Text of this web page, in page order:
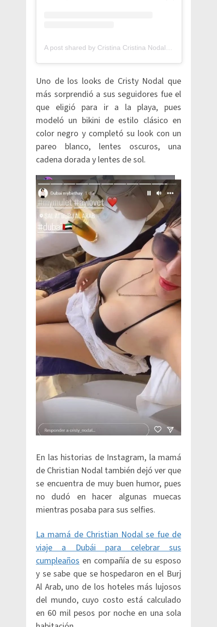
A post shared by Cristina Cristina Nodal Nodal (@cristy_nodal)
Uno de los looks de Cristy Nodal que
más sorprendió a sus seguidores fue el
que eligió para ir a la playa, pues
modeló un bikini de estilo clásico en
color negro y completó su look con un
pareo blanco, lentes oscuros, una
cadena dorada y lentes de sol.
En las historias de Instagram, la mamá
de Christian Nodal también dejó ver que
se encuentra de muy buen humor, pues
no dudó en hacer algunas muecas
mientras posaba para sus selfies.
La mamá de Christian Nodal se fue de
viaje a Dubái para celebrar sus
cumpleaños en compañía de su esposo
y se sabe que se hospedaron en el Burj
Al Arab, uno de los hoteles más lujosos
del mundo, cuyo costo está calculado
en 60 mil pesos por noche en una sola